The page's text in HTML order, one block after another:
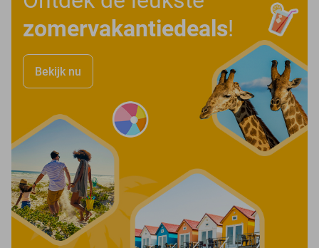
zomervakantiedeals!
Bekijk nu